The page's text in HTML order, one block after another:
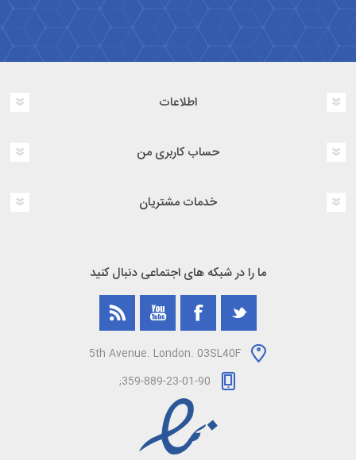
اطلاعات
حساب کاربری من
خدمات مشتریان
ما را در شبکه های اجتماعی دنبال کنید
5th Avenue. London. 03SL40F
359-889-23-01-90;